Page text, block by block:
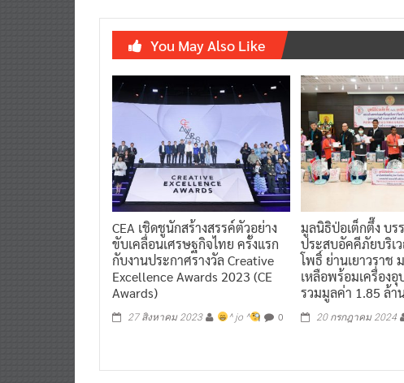
You May Also Like
CEA เชิดชูนักสร้างสรรค์ตัวอย่าง
ขับเคลื่อนเศรษฐกิจไทย ครั้งแรก
กับงานประกาศรางวัล Creative
Excellence Awards 2023 (CE
Awards)
27 สิงหาคม 2023 ^ jo ^ 0
มูลนิธิป่อเต็กตึ๊ง บร
ประสบอัคคีภัยบริเ
โพธิ์ ย่านเยาวราช
เหลือพร้อมเครื่องอุ
รวมมูลค่า 1.85 ล้า
20 กรกฎาคม 2024